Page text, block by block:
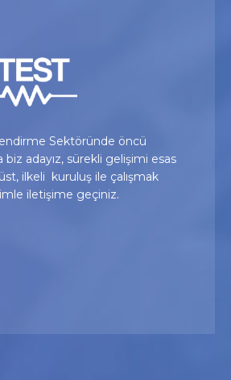
Sektöründe öncü
biz adayız, sürekli gelişimi esas
ilkeli kuruluş ile çalışmak
iletişime geçiniz.